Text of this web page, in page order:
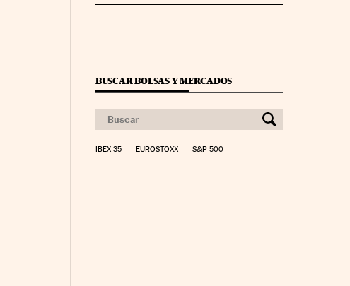
BUSCAR BOLSAS Y MERCADOS
IBEX 35 EUROSTOXX S&P 500